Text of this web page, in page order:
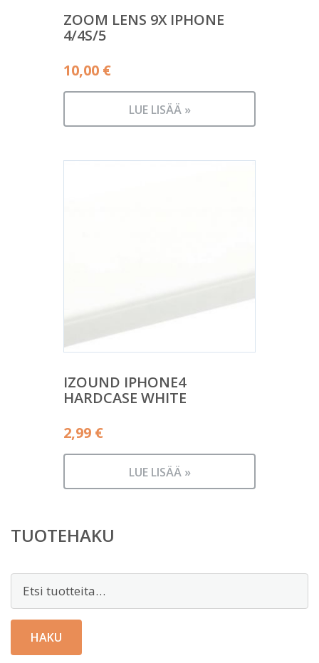
ZOOM LENS 9X IPHONE
4/4S/5
10,00 €
LUE LISÄÄ »
IZOUND IPHONE4
HARDCASE WHITE
2,99 €
LUE LISÄÄ »
TUOTEHAKU
Etsi:
HAKU